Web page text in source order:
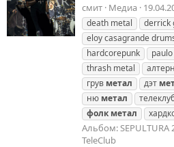
смит Медиа
death metal
derrick
eloy casagrande
hardcorepunk
thrash metal
грув метал дэт
ню метал
фолк метал
Альбом: SEPULTURA
TeleClub